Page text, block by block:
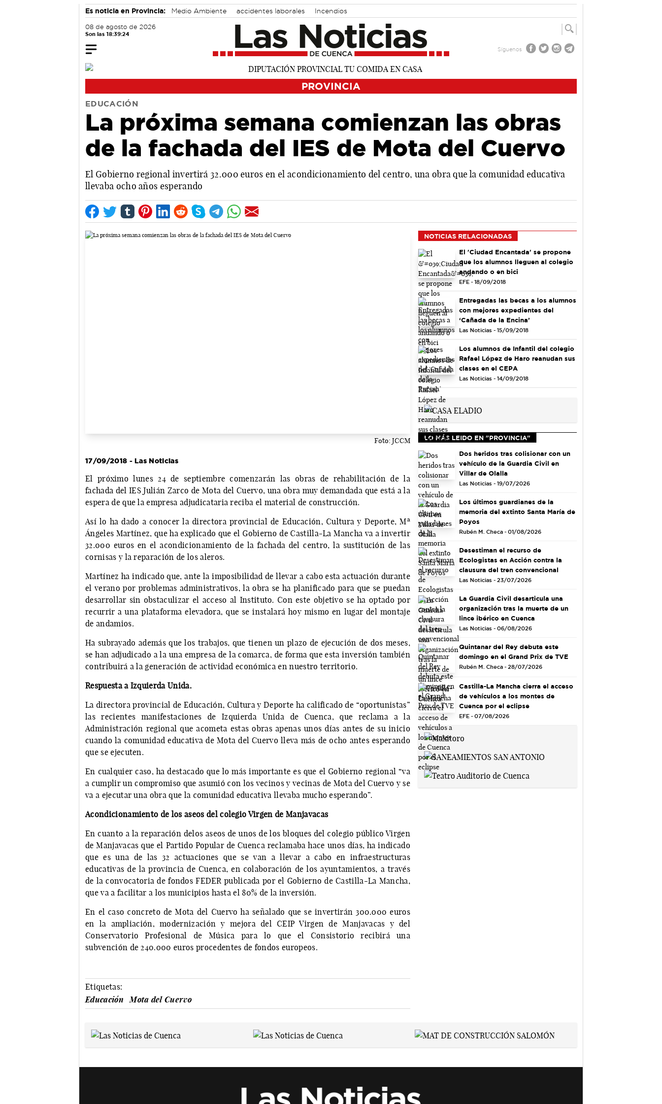
Es noticia en Provincia: Medio Ambiente accidentes laborales Incendios
08 de agosto de 2026
Son las 18:39:25
Síguenos
PROVINCIA
EDUCACIÓN
La próxima semana comienzan las obras
de la fachada del IES de Mota del Cuervo
El Gobierno regional invertirá 32.000 euros en el acondicionamiento del centro, una obra que la comunidad educativa
llevaba ocho años esperando
Foto: JCCM
17/09/2018 - Las Noticias
El próximo lunes 24 de septiembre comenzarán las obras de rehabilitación de la
fachada del IES Julián Zarco de Mota del Cuervo, una obra muy demandada que está a la
espera de que la empresa adjudicataria reciba el material de construcción.
Así lo ha dado a conocer la directora provincial de Educación, Cultura y Deporte, Mª
Ángeles Martínez, que ha explicado que el Gobierno de Castilla-La Mancha va a invertir
32.000 euros en el acondicionamiento de la fachada del centro, la sustitución de las
cornisas y la reparación de los aleros.
Martínez ha indicado que, ante la imposibilidad de llevar a cabo esta actuación durante
el verano por problemas administrativos, la obra se ha planificado para que se puedan
desarrollar sin obstaculizar el acceso al Instituto. Con este objetivo se ha optado por
recurrir a una plataforma elevadora, que se instalará hoy mismo en lugar del montaje
de andamios.
Ha subrayado además que los trabajos, que tienen un plazo de ejecución de dos meses,
se han adjudicado a la una empresa de la comarca, de forma que esta inversión también
contribuirá a la generación de actividad económica en nuestro territorio.
Respuesta a Izquierda Unida.
La directora provincial de Educación, Cultura y Deporte ha calificado de “oportunistas”
las recientes manifestaciones de Izquierda Unida de Cuenca, que reclama a la
Administración regional que acometa estas obras apenas unos días antes de su inicio
cuando la comunidad educativa de Mota del Cuervo lleva más de ocho antes esperando
que se ejecuten.
En cualquier caso, ha destacado que lo más importante es que el Gobierno regional “va
a cumplir un compromiso que asumió con los vecinos y vecinas de Mota del Cuervo y se
va a ejecutar una obra que la comunidad educativa llevaba mucho esperando”.
Acondicionamiento de los aseos del colegio Virgen de Manjavacas
En cuanto a la reparación delos aseos de unos de los bloques del colegio público Virgen
de Manjavacas que el Partido Popular de Cuenca reclamaba hace unos días, ha indicado
que es una de las 32 actuaciones que se van a llevar a cabo en infraestructuras
educativas de la provincia de Cuenca, en colaboración de los ayuntamientos, a través
de la convocatoria de fondos FEDER publicada por el Gobierno de Castilla-La Mancha,
que va a facilitar a los municipios hasta el 80% de la inversión.
En el caso concreto de Mota del Cuervo ha señalado que se invertirán 300.000 euros
en la ampliación, modernización y mejora del CEIP Virgen de Manjavacas y del
Conservatorio Profesional de Música para lo que el Consistorio recibirá una
subvención de 240.000 euros procedentes de fondos europeos.
Etiquetas:
Educación
Mota del Cuervo
NOTICIAS RELACIONADAS
El 'Ciudad Encantada' se propone
que los alumnos lleguen al colegio
andando o en bici
EFE - 18/09/2018
Entregadas las becas a los alumnos
con mejores expedientes del
‘Cañada de la Encina’
Las Noticias - 15/09/2018
Los alumnos de Infantil del colegio
Rafael López de Haro reanudan sus
clases en el CEPA
Las Noticias - 14/09/2018
LO MÁS LEIDO EN "PROVINCIA"
Dos heridos tras colisionar con un
vehículo de la Guardia Civil en
Villar de Olalla
Las Noticias - 19/07/2026
Los últimos guardianes de la
memoria del extinto Santa María de
Poyos
Rubén M. Checa - 01/08/2026
Desestiman el recurso de
Ecologistas en Acción contra la
clausura del tren convencional
Las Noticias - 23/07/2026
La Guardia Civil desarticula una
organización tras la muerte de un
lince ibérico en Cuenca
Las Noticias - 06/08/2026
Quintanar del Rey debuta este
domingo en el Grand Prix de TVE
Rubén M. Checa - 28/07/2026
Castilla-La Mancha cierra el acceso
de vehículos a los montes de
Cuenca por el eclipse
EFE - 07/08/2026